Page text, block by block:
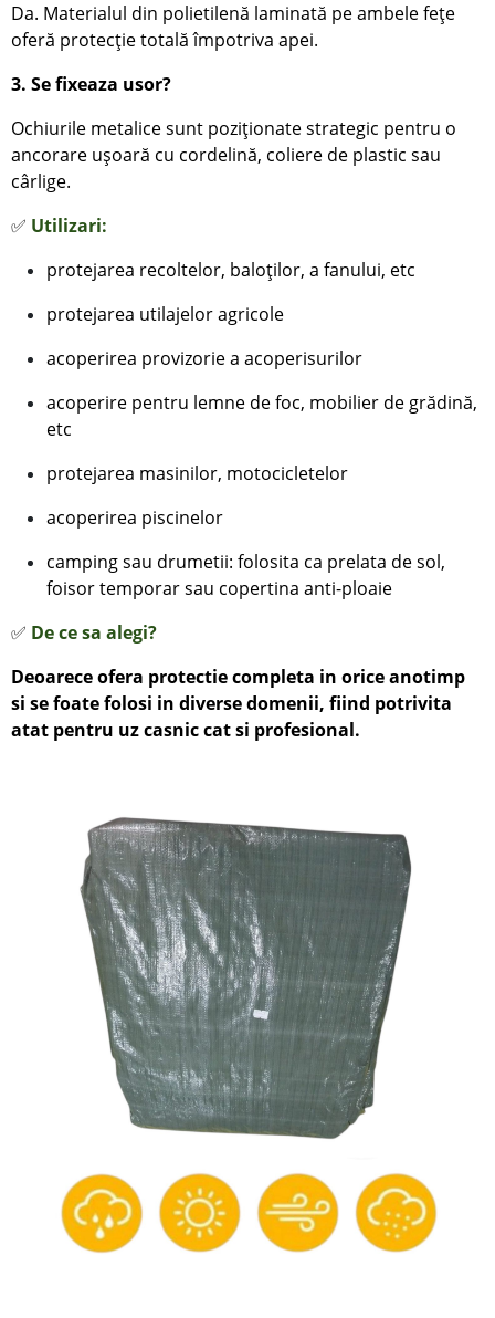
Da. Materialul din polietilenă laminată pe ambele fețe
oferă protecție totală împotriva apei.
3. Se fixeaza usor?
Ochiurile metalice sunt poziționate strategic pentru o
ancorare ușoară cu cordelină, coliere de plastic sau
cârlige.
✅ Utilizari:
protejarea recoltelor, baloților, a fanului, etc
protejarea utilajelor agricole
acoperirea provizorie a acoperisurilor
acoperire pentru lemne de foc, mobilier de grădină,
etc
protejarea masinilor, motocicletelor
acoperirea piscinelor
camping sau drumetii: folosita ca prelata de sol,
foisor temporar sau copertina anti-ploaie
✅ De ce sa alegi?
Deoarece ofera protectie completa in orice anotimp
si se foate folosi in diverse domenii, fiind potrivita
atat pentru uz casnic cat si profesional.